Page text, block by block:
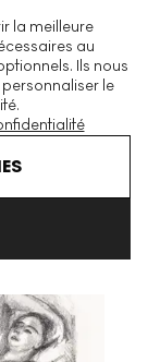
la meilleure
au
Ils nous
le
et éditions
Paravant Louis XIV